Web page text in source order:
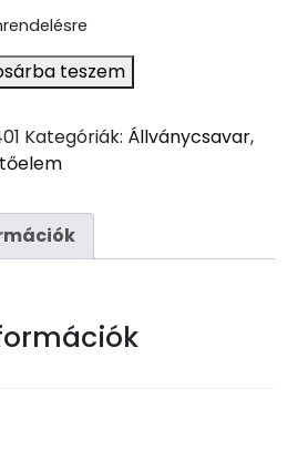
teszem
Kategóriák: Állványcsavar,